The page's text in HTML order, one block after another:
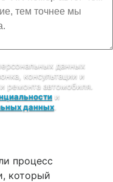
данных
консультации и
ремонта автомобиля.
и
данных
процесс
который